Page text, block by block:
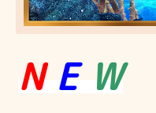
NE W